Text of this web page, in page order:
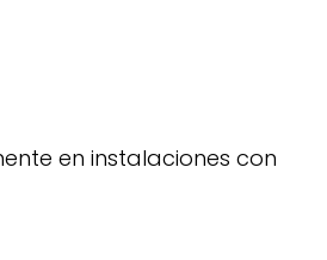
en instalaciones con